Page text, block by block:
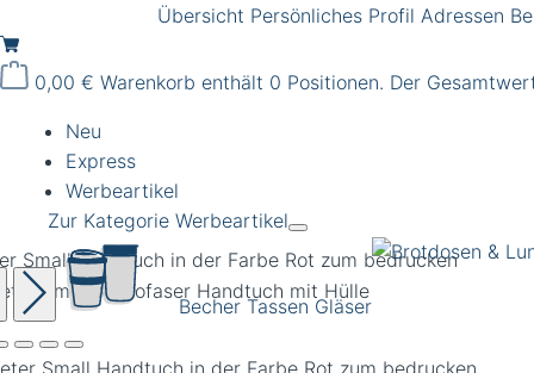
Übersicht Persönliches Profil Adressen
0,00 € Warenkorb enthält 0 Positionen. Der
Neu
Express
Werbeartikel
Zur Kategorie Werbeartikel
Becher Tassen Gläser
Small Handtuch in der Farbe Rot zum bedrucken